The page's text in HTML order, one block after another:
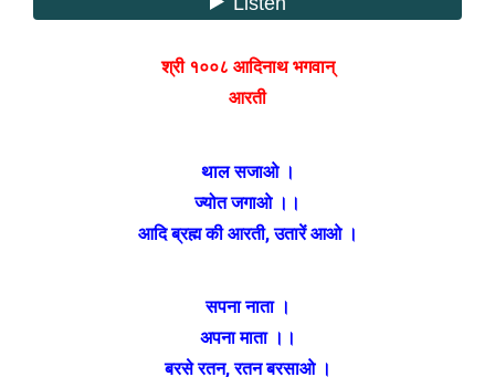
श्री १००८ आदिनाथ भगवान्
आरती
थाल सजाओ ।
ज्योत जगाओ ।।
आदि ब्रह्म की आरती, उतारें आओ ।
सपना नाता ।
अपना माता ।।
बरसे रतन, रतन बरसाओ ।